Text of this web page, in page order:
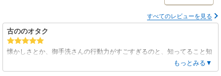
すべてのレビューを見る
古ののオタク
懐かしさとか、御手洗さんの行動力がすごすぎるのと、知ってること知
もっとみる▼